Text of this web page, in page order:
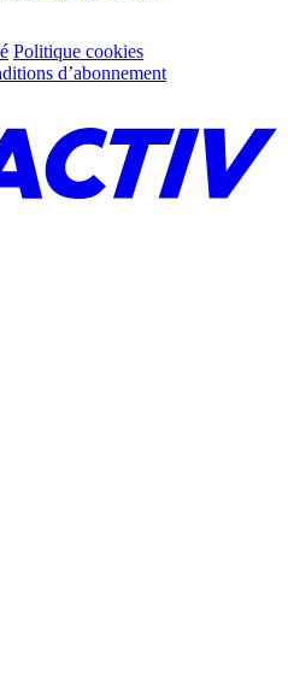
Politique cookies
d’abonnement